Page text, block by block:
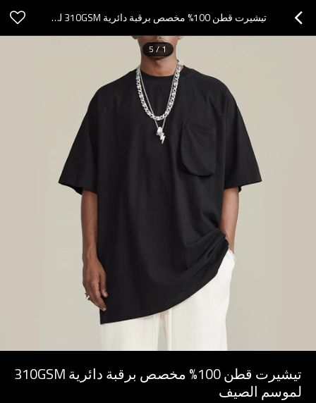
تيشيرت قطن 100% مخصص برقبة دائرية 310GSM لموسم الصيف
1
/
5
تيشيرت قطن 100% مخصص برقبة دائرية 310GSM
لموسم الصيف